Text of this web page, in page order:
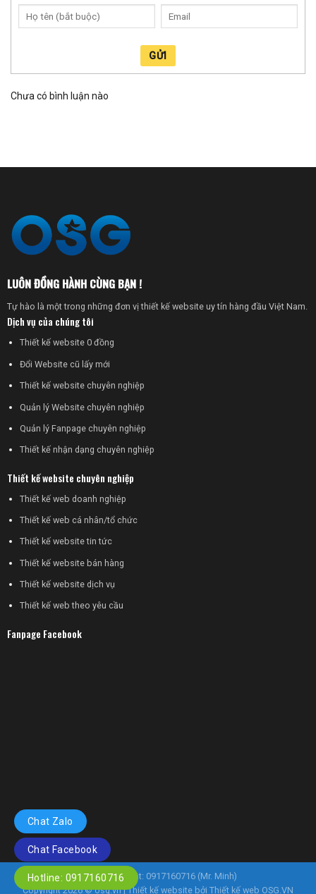
GỬI
Chưa có bình luận nào
LUÔN ĐỒNG HÀNH CÙNG BẠN !
Tự hào là một trong những đơn vị thiết kế website uy tín hàng đầu Việt Nam.
Dịch vụ của chúng tôi
Thiết kế website 0 đồng
Đổi Website cũ lấy mới
Thiết kế website chuyên nghiệp
Quản lý Website chuyên nghiệp
Quản lý Fanpage chuyên nghiệp
Thiết kế nhận dạng chuyên nghiệp
Thiết kế website chuyên nghiệp
Thiết kế web doanh nghiệp
Thiết kế web cá nhân/tổ chức
Thiết kế website tin tức
Thiết kế website bán hàng
Thiết kế website dịch vụ
Thiết kế web theo yêu cầu
Fanpage Facebook
Hotline kỹ thuật: 0917160716 (Mr. Minh)
Copyright 2026 ©osg.vn| Thiết kế website bởi Thiết kế web OSG.VN
Chat Zalo
Chat Facebook
Hotline: 0917160716